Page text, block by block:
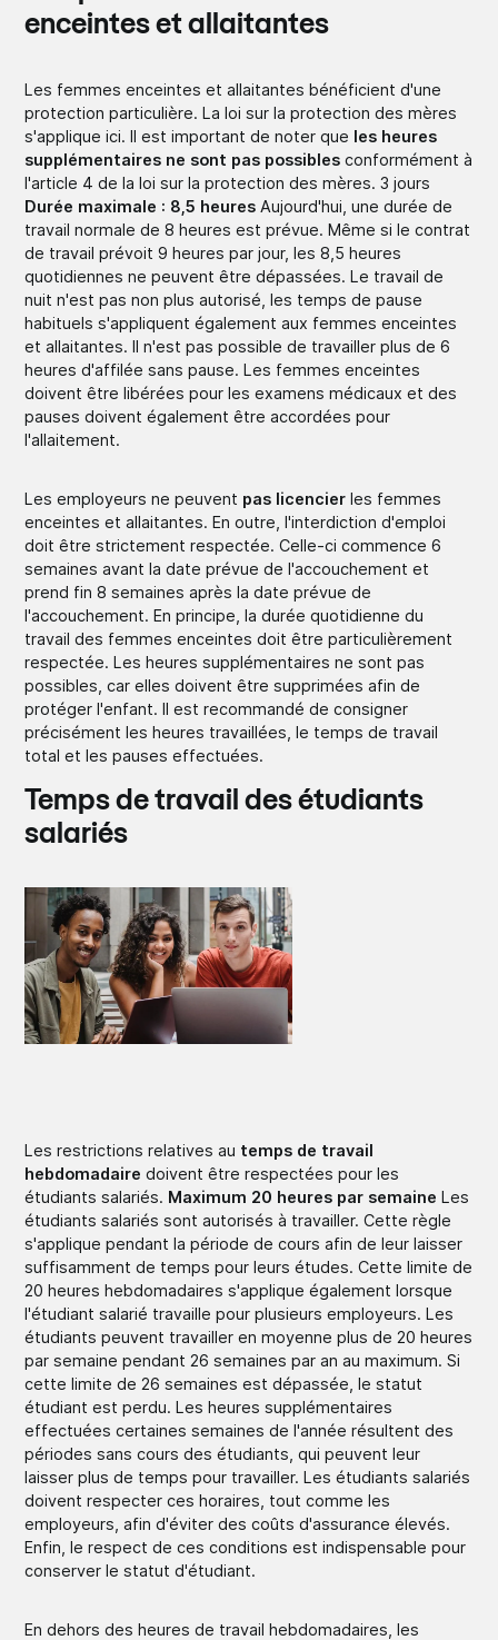
enceintes et allaitantes
Les femmes enceintes et allaitantes bénéficient d'une
protection particulière. La loi sur la protection des mères
s'applique ici. Il est important de noter que les heures
supplémentaires ne sont pas possibles conformément à
l'article 4 de la loi sur la protection des mères. 3 jours
Durée maximale : 8,5 heures Aujourd'hui, une durée de
travail normale de 8 heures est prévue. Même si le contrat
de travail prévoit 9 heures par jour, les 8,5 heures
quotidiennes ne peuvent être dépassées. Le travail de
nuit n'est pas non plus autorisé, les temps de pause
habituels s'appliquent également aux femmes enceintes
et allaitantes. Il n'est pas possible de travailler plus de 6
heures d'affilée sans pause. Les femmes enceintes
doivent être libérées pour les examens médicaux et des
pauses doivent également être accordées pour
l'allaitement.
Les employeurs ne peuvent pas licencier les femmes
enceintes et allaitantes. En outre, l'interdiction d'emploi
doit être strictement respectée. Celle-ci commence 6
semaines avant la date prévue de l'accouchement et
prend fin 8 semaines après la date prévue de
l'accouchement. En principe, la durée quotidienne du
travail des femmes enceintes doit être particulièrement
respectée. Les heures supplémentaires ne sont pas
possibles, car elles doivent être supprimées afin de
protéger l'enfant. Il est recommandé de consigner
précisément les heures travaillées, le temps de travail
total et les pauses effectuées.
Temps de travail des étudiants
salariés
Les restrictions relatives au temps de travail
hebdomadaire doivent être respectées pour les
étudiants salariés. Maximum 20 heures par semaine Les
étudiants salariés sont autorisés à travailler. Cette règle
s'applique pendant la période de cours afin de leur laisser
suffisamment de temps pour leurs études. Cette limite de
20 heures hebdomadaires s'applique également lorsque
l'étudiant salarié travaille pour plusieurs employeurs. Les
étudiants peuvent travailler en moyenne plus de 20 heures
par semaine pendant 26 semaines par an au maximum. Si
cette limite de 26 semaines est dépassée, le statut
étudiant est perdu. Les heures supplémentaires
effectuées certaines semaines de l'année résultent des
périodes sans cours des étudiants, qui peuvent leur
laisser plus de temps pour travailler. Les étudiants salariés
doivent respecter ces horaires, tout comme les
employeurs, afin d'éviter des coûts d'assurance élevés.
Enfin, le respect de ces conditions est indispensable pour
conserver le statut d'étudiant.
En dehors des heures de travail hebdomadaires, les